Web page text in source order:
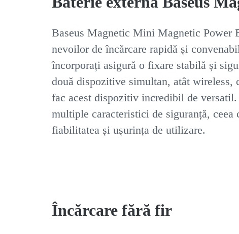
Baseus Magnetic Mini Magnetic Power
nevoilor de încărcare rapidă și
încorporați asigură o fixare stabilă și
două dispozitive simultan, atât wireless,
fac acest dispozitiv incredibil de
multiple caracteristici de siguranță,
fiabilitatea și ușurința de utilizare.
Încărcare fără fir